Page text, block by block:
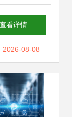
义乌市场的
慧未来
看详情
2026-08-08